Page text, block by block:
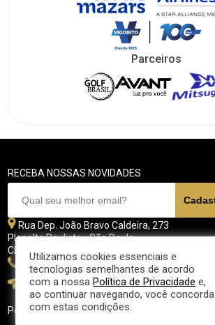
Parceiros
RECEBA NOSSAS NOVIDADES
Rua Dep. João Bravo Caldeira, 273
Planalto Paulista - São Paulo
CEP 04071 - 045
11 5070-4700
fpgolfe@fpgolfe.com.br
Política de privacidade
Utilizamos cookies essenciais e
tecnologias semelhantes de acordo
com a nossaPolítica de Privacidade e,
ao continuar navegando, você concorda
com estas condições.